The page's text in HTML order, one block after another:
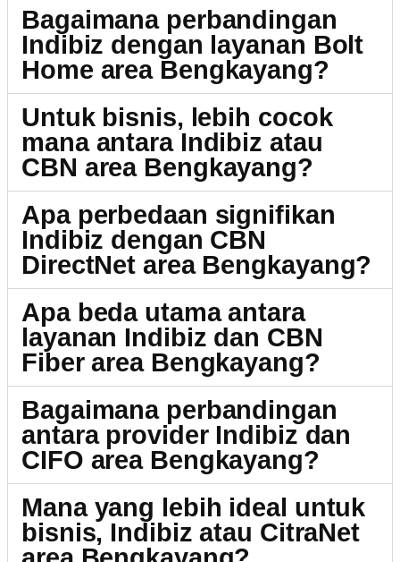
Bagaimana perbandingan
Indibiz dengan layanan Bolt
Home area Bengkayang?
Untuk bisnis, lebih cocok
mana antara Indibiz atau
CBN area Bengkayang?
Apa perbedaan signifikan
Indibiz dengan CBN
DirectNet area Bengkayang?
Apa beda utama antara
layanan Indibiz dan CBN
Fiber area Bengkayang?
Bagaimana perbandingan
antara provider Indibiz dan
CIFO area Bengkayang?
Mana yang lebih ideal untuk
bisnis, Indibiz atau CitraNet